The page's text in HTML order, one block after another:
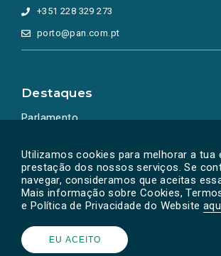
Utilizamos cookies para melhorar a tua
prestação dos nossos serviços. Se
navegar, consideramos que aceitas
Mais informação sobre Cookies,
e Política de Privacidade do Website
EU ACEITO
+351 228 329 273
porto@pan.com.pt
Destaques
Parlamento
Powered by © PAN 2026